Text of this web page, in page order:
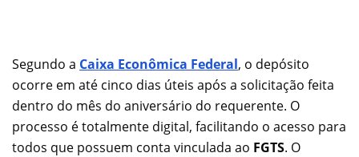
Segundo a Caixa Econômica Federal, o depósito
ocorre em até cinco dias úteis após a solicitação feita
dentro do mês do aniversário do requerente. O
processo é totalmente digital, facilitando o acesso para
todos que possuem conta vinculada ao FGTS. O